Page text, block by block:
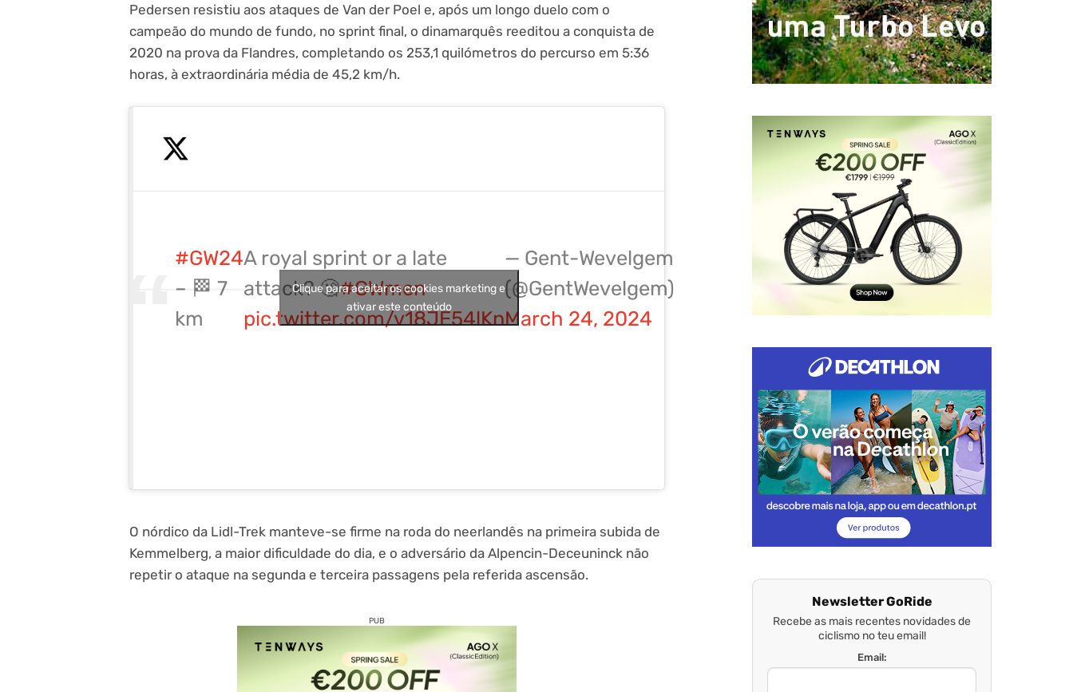
Pedersen resistiu aos ataques de Van der Poel e, após um longo duelo com o
campeão do mundo de fundo, no sprint final, o dinamarquês reeditou a conquista de
2020 na prova da Flandres, completando os 253,1 quilómetros do percurso em 5:36
horas, à extraordinária média de 45,2 km/h.
#GW24
– 🏁 7
km
A royal sprint or a late
attack? 🧐#GWmen
pic.twitter.com/v18JE54lKn
— Gent-Wevelgem
(@GentWevelgem)
March 24, 2024
Clique para aceitar os cookies marketing e
ativar este conteúdo
O nórdico da Lidl-Trek manteve-se firme na roda do neerlandês na primeira subida de
Kemmelberg, a maior dificuldade do dia, e o adversário da Alpencin-Deceuninck não
repetir o ataque na segunda e terceira passagens pela referida ascensão.
PUB
Newsletter GoRide
Recebe as mais recentes novidades de
ciclismo no teu email!
Email: